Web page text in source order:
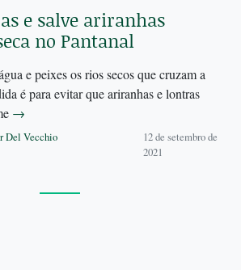
e salve ariranhas
no Pantanal
e peixes os rios secos que cruzam a
é para evitar que ariranhas e lontras
→
Del Vecchio
12 de setembro de
2021